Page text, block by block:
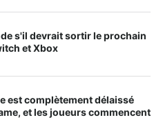
s'il devrait sortir le prochain
et Xbox
est complètement délaissé
et les joueurs commencent